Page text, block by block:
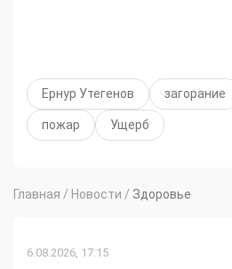
Ернур Утегенов загорание
пожар Ущерб
Главная / Новости / Здоровье
6.08.2026, 17:15